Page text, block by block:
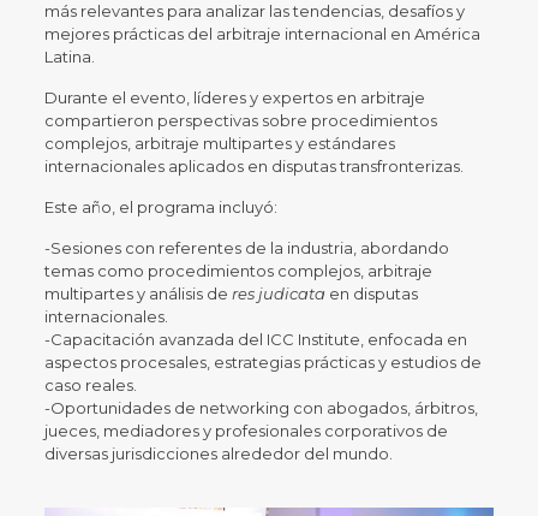
más relevantes para analizar las tendencias, desafíos y
mejores prácticas del arbitraje internacional en América
Latina.
Durante el evento, líderes y expertos en arbitraje
compartieron perspectivas sobre procedimientos
complejos, arbitraje multipartes y estándares
internacionales aplicados en disputas transfronterizas.
Este año, el programa incluyó:
-Sesiones con referentes de la industria, abordando
temas como procedimientos complejos, arbitraje
multipartes y análisis de res judicata en disputas
internacionales.
-Capacitación avanzada del ICC Institute, enfocada en
aspectos procesales, estrategias prácticas y estudios de
caso reales.
-Oportunidades de networking con abogados, árbitros,
jueces, mediadores y profesionales corporativos de
diversas jurisdicciones alrededor del mundo.